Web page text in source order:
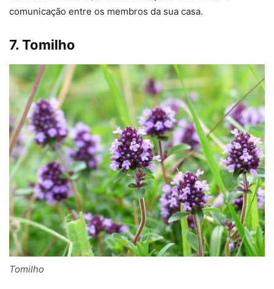
comunicação entre os membros da sua casa.
7. Tomilho
Tomilho